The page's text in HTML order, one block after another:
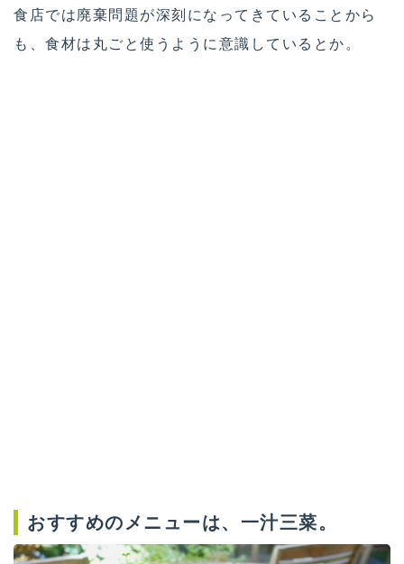
食店では廃棄問題が深刻になってきていることから
も、食材は丸ごと使うように意識しているとか。
おすすめのメニューは、一汁三菜。